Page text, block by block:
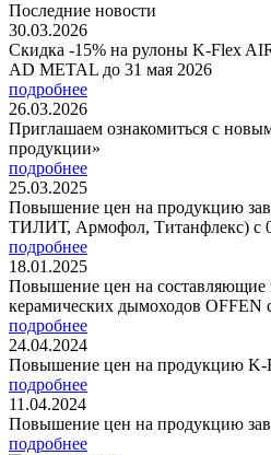
Последние новости
30.03.2026
Скидка -15% на рулоны K-Flex
AD METAL до 31 мая 2026
подробнее
26.03.2026
Приглашаем ознакомиться с
продукции»
подробнее
25.03.2025
Повышение цен на продукцию
ТИЛИТ, Армофол, Титанфлекс) с
подробнее
18.01.2025
Повышение цен на составляющие
керамических дымоходов OFFEN
подробнее
24.04.2024
Повышение цен на продукцию K-
подробнее
11.04.2024
Повышение цен на продукцию
подробнее